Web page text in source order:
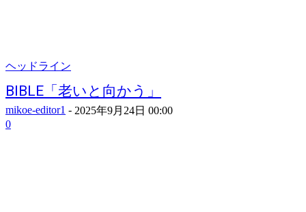
ヘッドライン
BIBLE「老いと向かう」
mikoe-editor1 - 2025年9月24日 00:00
0